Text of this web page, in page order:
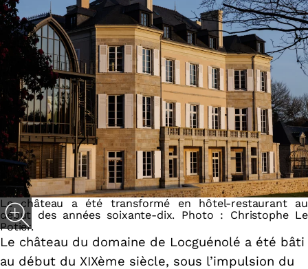
Le château a été transformé en hôtel-restaurant au
début des années soixante-dix. Photo : Christophe Le
Potier.
Le château du domaine de Locguénolé a été bâti
au début du XIXème siècle, sous l’impulsion du